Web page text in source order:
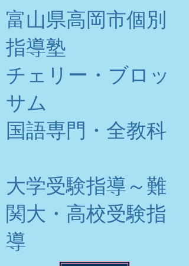
富山県高岡市個別
指導塾
チェリー・ブロッ
サム
​国語専門・全教科
大学受験指導～難
関大・高校受験指
導